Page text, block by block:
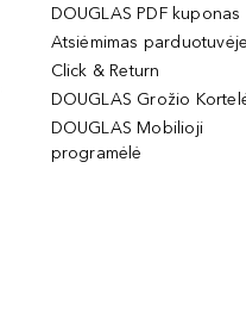
DOUGLAS PDF kuponas
Atsiėmimas parduotuvėje
Click & Return
DOUGLAS Grožio
DOUGLAS Mobilioji
programėlė